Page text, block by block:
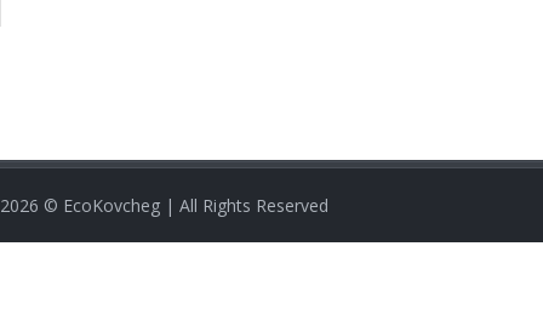
2026 © EcoKovcheg | All Rights Reserved